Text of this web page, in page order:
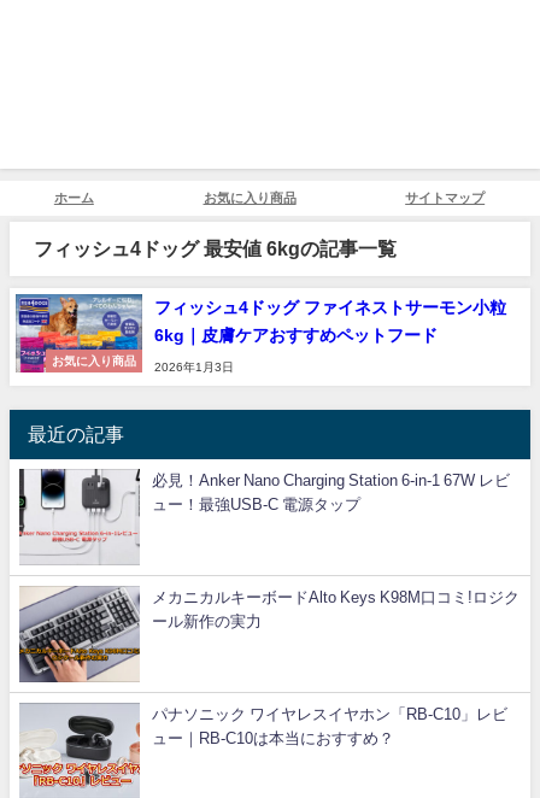
ホーム お気に入り商品 サイトマップ
フィッシュ4ドッグ 最安値 6kgの記事一覧
お気に入り商品
フィッシュ4ドッグ ファイネストサーモン小粒
6kg｜皮膚ケアおすすめペットフード
2026年1月3日
最近の記事
必見！Anker Nano Charging Station 6-in-1 67W レビ
ュー！最強USB-C 電源タップ
メカニカルキーボードAlto Keys K98M口コミ!ロジク
ール新作の実力
パナソニック ワイヤレスイヤホン「RB-C10」レビ
ュー｜RB-C10は本当におすすめ？